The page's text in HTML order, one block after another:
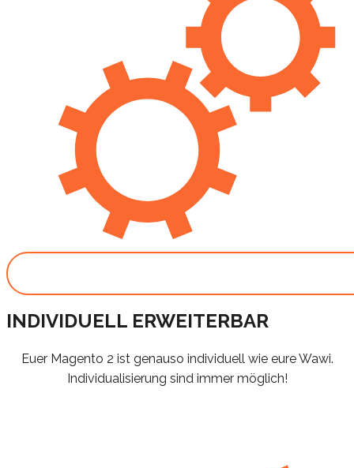
INDIVIDUELL ERWEITERBAR
Euer Magento 2 ist genauso individuell wie eure Wawi.
Individualisierung sind immer möglich!